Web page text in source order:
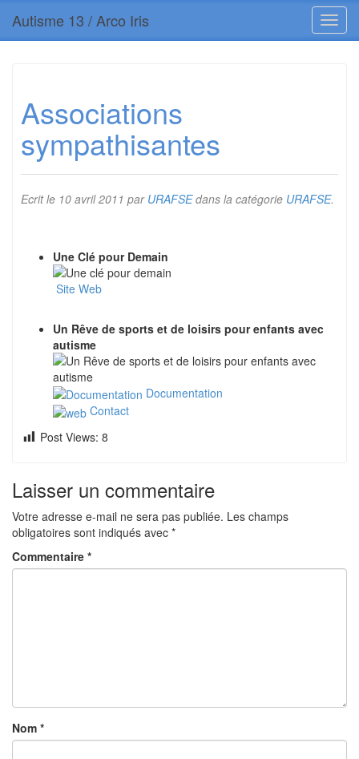
Autisme 13 / Arco Iris
Associations
sympathisantes
Ecrit le 10 avril 2011 par URAFSEdans la catégorie URAFSE.
Une Clé pour Demain
Site Web
Un Rêve de sports et de loisirs pour enfants avec
autisme
Documentation
Contact
Post Views: 8
Laisser un commentaire
Votre adresse e-mail ne sera pas publiée. Les champs
obligatoires sont indiqués avec *
Commentaire *
Nom *